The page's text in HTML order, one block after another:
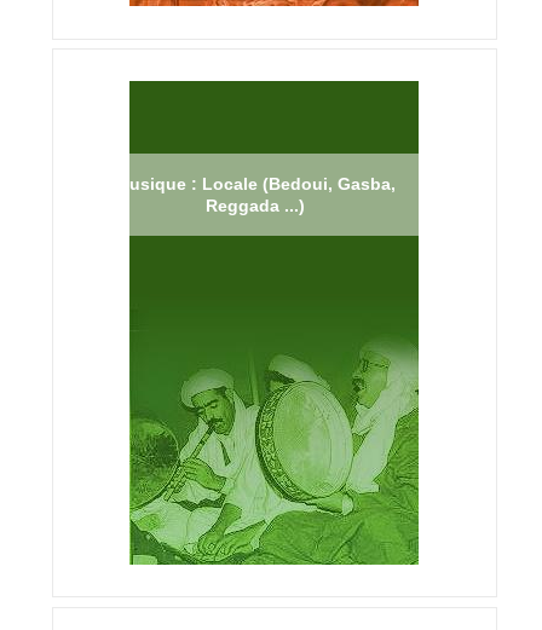
Musique : Locale (Bedoui, Gasba,
Reggada ...)